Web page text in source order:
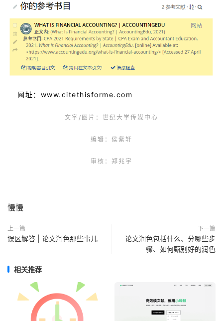
网址：www.citethisforme.com
文字/图片：世纪大学传媒中心
编辑：侯紫轩
审核：郑兆宇
慢慢
上一篇
误区解答 | 论文润色那些事儿
下一篇
论文润色包括什么、分哪些步
骤、如何甄别好的润色
相关推荐